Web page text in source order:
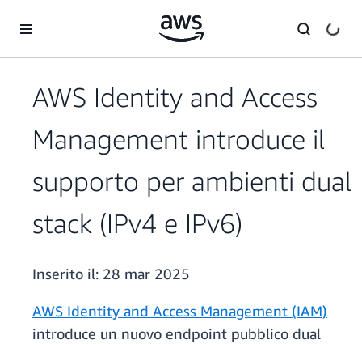
AWS Identity and Access
Management introduce il
supporto per ambienti dual
stack (IPv4 e IPv6)
Inserito il: 28 mar 2025
AWS Identity and Access Management (IAM)
introduce un nuovo endpoint pubblico dual